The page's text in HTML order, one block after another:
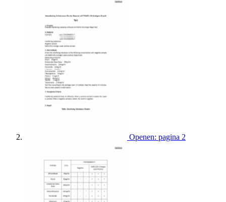
Openen: pagina 2